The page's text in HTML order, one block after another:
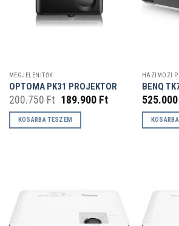
MEGJELENÍTŐK
OPTOMA PK31 PROJEKTOR
200.750Ft Original
price
was:
200.750 Ft.
189.900 FtCurrent
189.900 Ft.
KOSÁRBA TESZEM
HÁZIMOZI
BENQ
525.000